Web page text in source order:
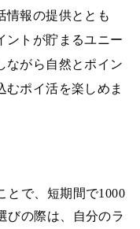
情報の提供ととも
ントが貯まるユニー
ながら自然とポイン
むポイ活を楽しめま
とで、短期間で1000
びの際は、自分のラ